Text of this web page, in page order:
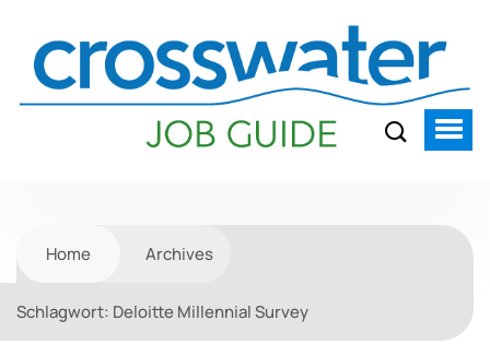
Home Archives
Schlagwort: Deloitte Millennial Survey